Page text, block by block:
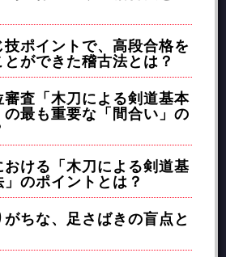
技ポイントで、高段合格を
ができた稽古法とは？
審査「木刀による剣道基本
の最も重要な「間合い」の
おける「木刀による剣道基
のポイントとは？
ちな、足さばきの盲点と